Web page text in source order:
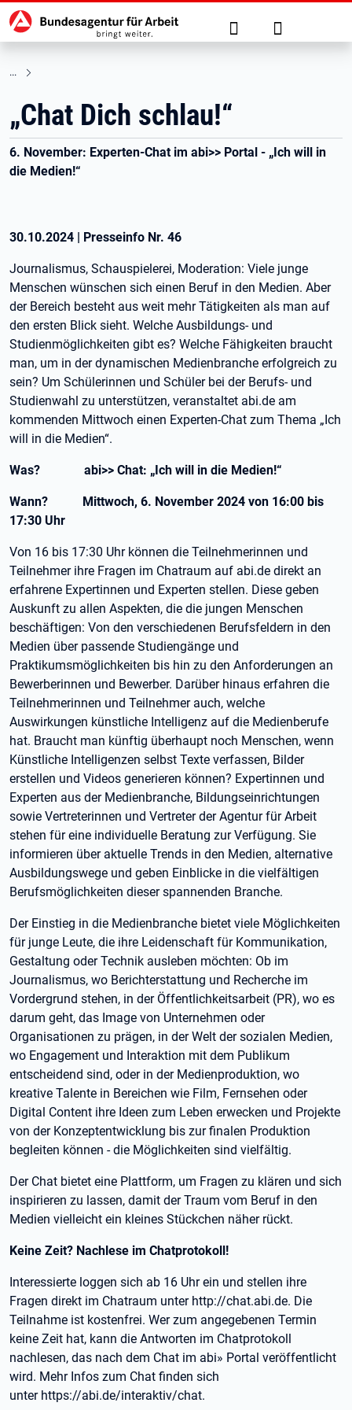
zu den Hauptinhalten springen
Hauptnavigation Suche Anmelden
„Chat Dich schlau!“
6. November: Experten-Chat im abi>> Portal - „Ich will in
die Medien!“
30.10.2024 | Presseinfo Nr. 46
Journalismus, Schauspielerei, Moderation: Viele junge
Menschen wünschen sich einen Beruf in den Medien. Aber
der Bereich besteht aus weit mehr Tätigkeiten als man auf
den ersten Blick sieht. Welche Ausbildungs- und
Studienmöglichkeiten gibt es? Welche Fähigkeiten braucht
man, um in der dynamischen Medienbranche erfolgreich zu
sein? Um Schülerinnen und Schüler bei der Berufs- und
Studienwahl zu unterstützen, veranstaltet abi.de am
kommenden Mittwoch einen Experten-Chat zum Thema „Ich
will in die Medien“.
Was? abi>> Chat: „Ich will in die Medien!“
Wann? Mittwoch, 6. November 2024 von 16:00 bis
17:30 Uhr
Von 16 bis 17:30 Uhr können die Teilnehmerinnen und
Teilnehmer ihre Fragen im Chatraum auf abi.de direkt an
erfahrene Expertinnen und Experten stellen. Diese geben
Auskunft zu allen Aspekten, die die jungen Menschen
beschäftigen: Von den verschiedenen Berufsfeldern in den
Medien über passende Studiengänge und
Praktikumsmöglichkeiten bis hin zu den Anforderungen an
Bewerberinnen und Bewerber. Darüber hinaus erfahren die
Teilnehmerinnen und Teilnehmer auch, welche
Auswirkungen künstliche Intelligenz auf die Medienberufe
hat. Braucht man künftig überhaupt noch Menschen, wenn
Künstliche Intelligenzen selbst Texte verfassen, Bilder
erstellen und Videos generieren können? Expertinnen und
Experten aus der Medienbranche, Bildungseinrichtungen
sowie Vertreterinnen und Vertreter der Agentur für Arbeit
stehen für eine individuelle Beratung zur Verfügung. Sie
informieren über aktuelle Trends in den Medien, alternative
Ausbildungswege und geben Einblicke in die vielfältigen
Berufsmöglichkeiten dieser spannenden Branche.
Der Einstieg in die Medienbranche bietet viele Möglichkeiten
für junge Leute, die ihre Leidenschaft für Kommunikation,
Gestaltung oder Technik ausleben möchten: Ob im
Journalismus, wo Berichterstattung und Recherche im
Vordergrund stehen, in der Öffentlichkeitsarbeit (PR), wo es
darum geht, das Image von Unternehmen oder
Organisationen zu prägen, in der Welt der sozialen Medien,
wo Engagement und Interaktion mit dem Publikum
entscheidend sind, oder in der Medienproduktion, wo
kreative Talente in Bereichen wie Film, Fernsehen oder
Digital Content ihre Ideen zum Leben erwecken und Projekte
von der Konzeptentwicklung bis zur finalen Produktion
begleiten können - die Möglichkeiten sind vielfältig.
Der Chat bietet eine Plattform, um Fragen zu klären und sich
inspirieren zu lassen, damit der Traum vom Beruf in den
Medien vielleicht ein kleines Stückchen näher rückt.
Keine Zeit? Nachlese im Chatprotokoll!
Interessierte loggen sich ab 16 Uhr ein und stellen ihre
Fragen direkt im Chatraum unter http://chat.abi.de. Die
Teilnahme ist kostenfrei. Wer zum angegebenen Termin
keine Zeit hat, kann die Antworten im Chatprotokoll
nachlesen, das nach dem Chat im abi» Portal veröffentlicht
wird. Mehr Infos zum Chat finden sich
unter https://abi.de/interaktiv/chat.